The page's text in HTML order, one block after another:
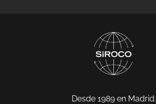
Desde 1989 en Madrid.